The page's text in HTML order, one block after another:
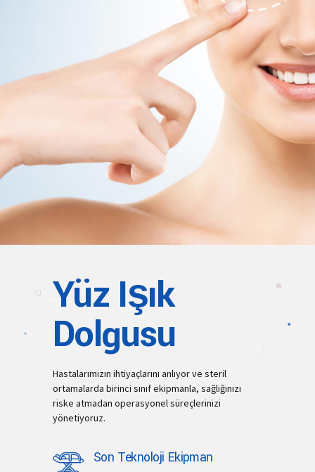
Yüz Işık
Dolgusu
Hastalarımızın ihtiyaçlarını anlıyor ve steril
ortamalarda birinci sınıf ekipmanla, sağlığınızı
riske atmadan operasyonel süreçlerinizi
yönetiyoruz.
Son Teknoloji Ekipman